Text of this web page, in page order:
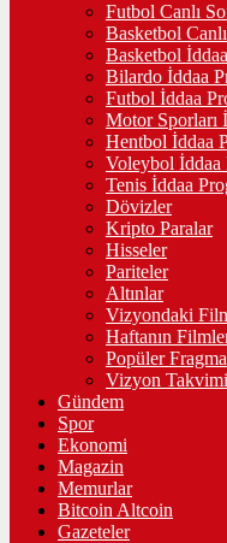
Futbol Canlı
Basketbol
Basketbol
Bilardo İddaa
Futbol İddaa
Motor Sporları
Hentbol İddaa
Voleybol İddaa
Tenis İddaa
Dövizler
Kripto Paralar
Hisseler
Pariteler
Altınlar
Vizyondaki
Haftanın
Popüler
Vizyon Takvimi
Gündem
Spor
Ekonomi
Magazin
Memurlar
Bitcoin Altcoin
Gazeteler